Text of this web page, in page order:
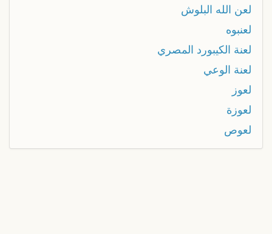
لعن الله البلوش
لعنبوه
لعنة الكيبورد المصري
لعنة الوعي
لعوز
لعوزة
لعوص